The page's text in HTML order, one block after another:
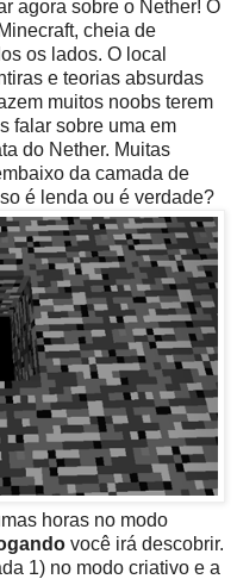
agora sobre o Nether! O
cheia de
os lados. O local
e teorias absurdas
muitos noobs terem
falar sobre uma em
do Nether. Muitas
da camada de
é lenda ou é verdade?
horas no modo
você irá descobrir.
1) no modo criativo e a